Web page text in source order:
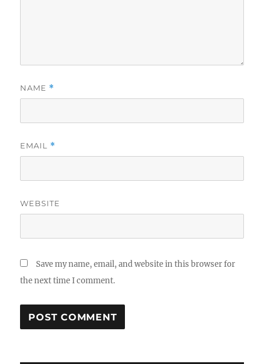
NAME *
EMAIL *
WEBSITE
Save my name, email, and website in this browser for
the next time I comment.